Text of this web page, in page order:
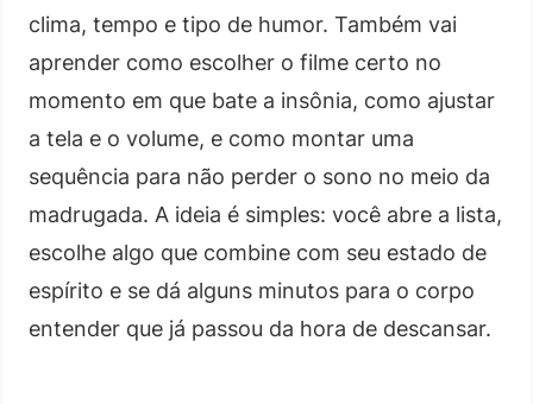
clima, tempo e tipo de humor. Também vai
aprender como escolher o filme certo no
momento em que bate a insônia, como ajustar
a tela e o volume, e como montar uma
sequência para não perder o sono no meio da
madrugada. A ideia é simples: você abre a lista,
escolhe algo que combine com seu estado de
espírito e se dá alguns minutos para o corpo
entender que já passou da hora de descansar.